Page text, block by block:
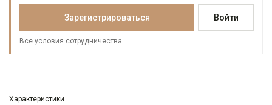
Зарегистрироваться Войти
Все условия сотрудничества
Характеристики